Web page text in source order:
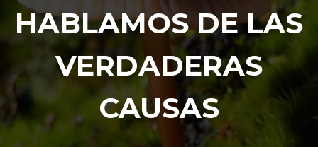
HABLAMOS DE LAS
VERDADERAS
CAUSAS